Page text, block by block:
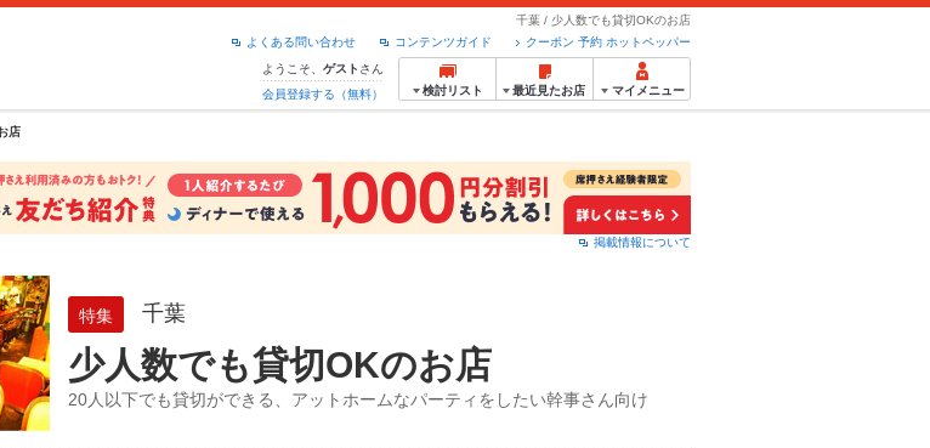
千葉 / 少人数でも貸切OKのお店
クーポン 予約 ホットペッパー
コンテンツガイド
よくある問い合わせ
ようこそ、 ゲスト さん
会員登録する（無料）
検討リスト 最近見たお店 マイメニュー
店
掲載情報について
特集 千葉
少人数でも貸切OKのお店
20人以下でも貸切ができる、アットホームなパーティをしたい幹事さん向け